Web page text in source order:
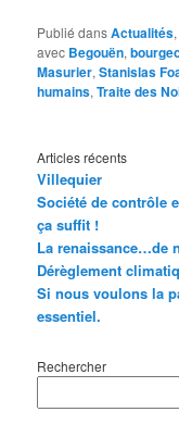
Publié dansActualités
avec Begouën,
Masurier,Stanislas
humains,Traite des
Articles récents
Villequier
Société de contrôle
ça suffit !
La renaissance…de
Dérèglement
Si nous voulons la
essentiel.
Rechercher